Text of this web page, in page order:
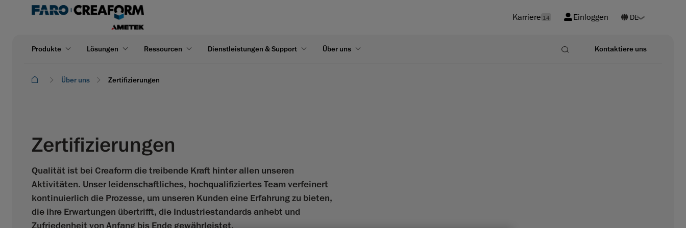
Karriere 14 Einloggen
Produkte Lösungen Ressourcen Dienstleistungen & Support Über uns Kontaktiere uns
Über uns Zertifizierungen
Zertifizierungen
Qualität ist bei Creaform die treibende Kraft hinter allen unseren
Aktivitäten. Unser leidenschaftliches, hochqualifiziertes Team verfeinert
kontinuierlich die Prozesse, um unseren Kunden eine Erfahrung zu bieten,
die ihre Erwartungen übertrifft, die Industriestandards anhebt und
Zufriedenheit von Anfang bis Ende gewährleistet.